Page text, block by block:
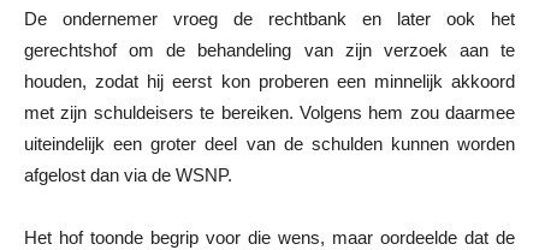
De ondernemer vroeg de rechtbank en later ook het
gerechtshof om de behandeling van zijn verzoek aan te
houden, zodat hij eerst kon proberen een minnelijk akkoord
met zijn schuldeisers te bereiken. Volgens hem zou daarmee
uiteindelijk een groter deel van de schulden kunnen worden
afgelost dan via de WSNP.
Het hof toonde begrip voor die wens, maar oordeelde dat de